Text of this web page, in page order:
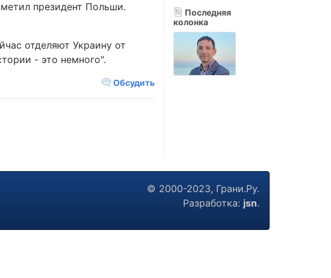
президент Польши.
отделяют Украину от
- это немного".
Обсудить
Последняя
колонка
© 2000-2023, Грани.Ру.
Разработка: jsn.